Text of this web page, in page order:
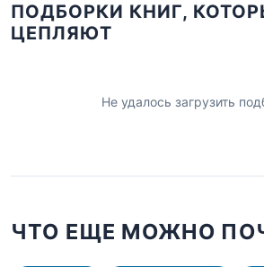
ПОДБОРКИ КНИГ,
ЦЕПЛЯЮТ
Не удалось загрузить
ЧТО ЕЩЕ МОЖНО